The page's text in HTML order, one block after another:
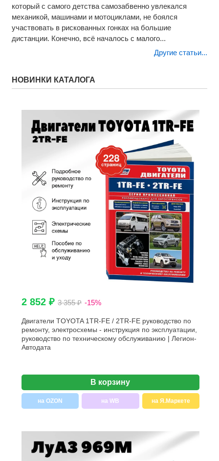
который с самого детства самозабвенно увлекался
механикой, машинами и мотоциклами, не боялся
участвовать в рискованных гонках на большие
дистанции. Конечно, всё началось с малого...
Другие статьи...
НОВИНКИ КАТАЛОГА
2 852 ₽ 3 355 ₽ -15%
Двигатели TOYOTA 1TR-FE / 2TR-FE руководство по
ремонту, электросхемы - инструкция по эксплуатации,
руководство по техническому обслуживанию | Легион-
Aвтодата
В корзину
на OZON на WB на Я.Маркете